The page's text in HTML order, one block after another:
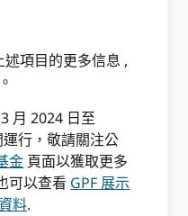
項目的更多信息 ,
月 2024 日至
行，敬請關注公
金 頁面以獲取更多
可以查看 GPF 展示
料.